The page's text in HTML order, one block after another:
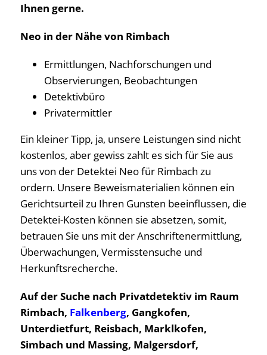
Ihnen gerne.
Neo in der Nähe von Rimbach
Ermittlungen, Nachforschungen und
Observierungen, Beobachtungen
Detektivbüro
Privatermittler
Ein kleiner Tipp, ja, unsere Leistungen sind nicht
kostenlos, aber gewiss zahlt es sich für Sie aus
uns von der Detektei Neo für Rimbach zu
ordern. Unsere Beweismaterialien können ein
Gerichtsurteil zu Ihren Gunsten beeinflussen, die
Detektei-Kosten können sie absetzen, somit,
betrauen Sie uns mit der Anschriftenermittlung,
Überwachungen, Vermisstensuche und
Herkunftsrecherche.
Auf der Suche nach Privatdetektiv im Raum
Rimbach, Falkenberg, Gangkofen,
Unterdietfurt, Reisbach, Marklkofen,
Simbach und Massing, Malgersdorf,